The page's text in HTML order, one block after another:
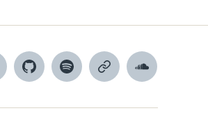
GitHubSpotifyApple
SoundCloud